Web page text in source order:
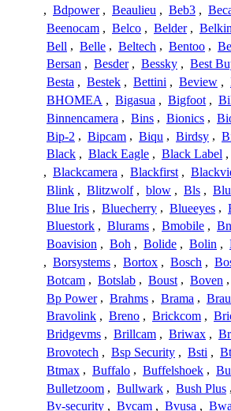
, Bdpower , Beaulieu , Beb3 ,
Beenocam , Belco , Belder , Belkin
Bell , Belle , Beltech , Bentoo ,
Bersan , Besder , Bessky , Best
Besta , Bestek , Bettini , Beview ,
BHOMEA , Bigasua , Bigfoot ,
Binnencamera , Bins , Bionics ,
Bip-2 , Bipcam , Biqu , Birdsy ,
Black , Black Eagle , Black Label ,
, Blackcamera , Blackfirst ,
Blink , Blitzwolf , blow , Bls , Blu
Blue Iris , Bluecherry , Blueeyes ,
Bluestork , Blurams , Bmobile ,
Boavision , Boh , Bolide , Bolin ,
, Borsystems , Bortox , Bosch ,
Botcam , Botslab , Boust , Boven ,
Bp Power , Brahms , Brama ,
Bravolink , Breno , Brickcom ,
Bridgevms , Brillcam , Briwax ,
Brovotech , Bsp Security , Bsti ,
Btmax , Buffalo , Buffelshoek ,
Bulletzoom , Bullwark , Bush Plus ,
Bv-security , Bvcam , Bvusa , Bwa